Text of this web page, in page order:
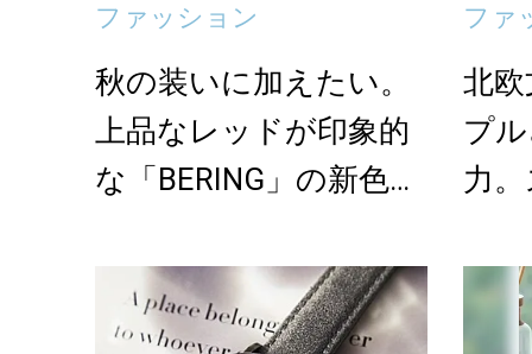
ファッション
秋の装いに加えたい。
上品なレッドが印象的
な「BERING」の新色腕
ファ
北
プ
力